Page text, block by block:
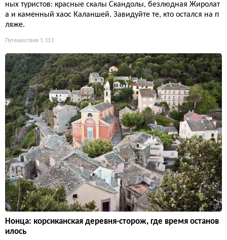
ных туристов: красные скалы Скандолы, безлюдная Жиролат
а и каменный хаос Каланшей. Завидуйте те, кто остался на п
ляже.
Путешествия 1 313
Нонца: корсиканская деревня-сторож, где время останов
илось